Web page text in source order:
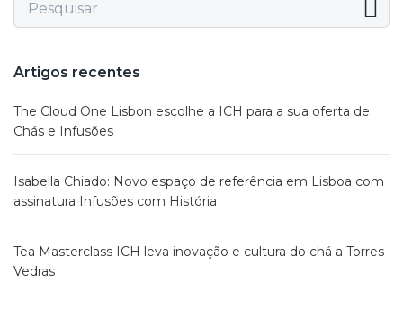
Artigos recentes
The Cloud One Lisbon escolhe a ICH para a sua oferta de
Chás e Infusões
Isabella Chiado: Novo espaço de referência em Lisboa com
assinatura Infusões com História
Tea Masterclass ICH leva inovação e cultura do chá a Torres
Vedras